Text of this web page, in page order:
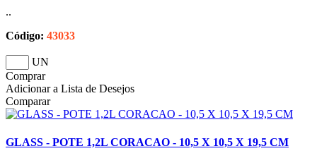
..
Código: 43033
UN
Comprar
Adicionar a Lista de Desejos
Comparar
GLASS - POTE 1,2L CORACAO - 10,5 X 10,5 X 19,5 CM